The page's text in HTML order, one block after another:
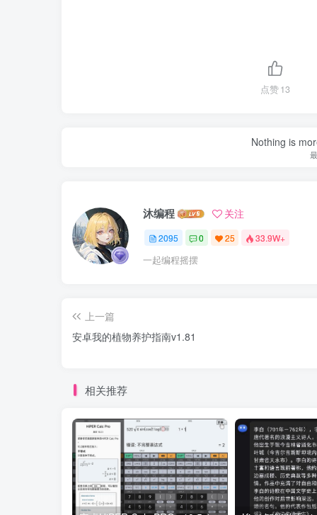
点赞13
Nothing is
沐编程 关注
2095 0 25 33.9W+
一起编程摇摆
上一篇
安卓我的植物养护指南v1.81
相关推荐